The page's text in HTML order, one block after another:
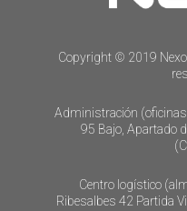
Copyright © 2019
Administración
95 Bajo, Apartado
Centro logístico
Ribesalbes 42 Partida